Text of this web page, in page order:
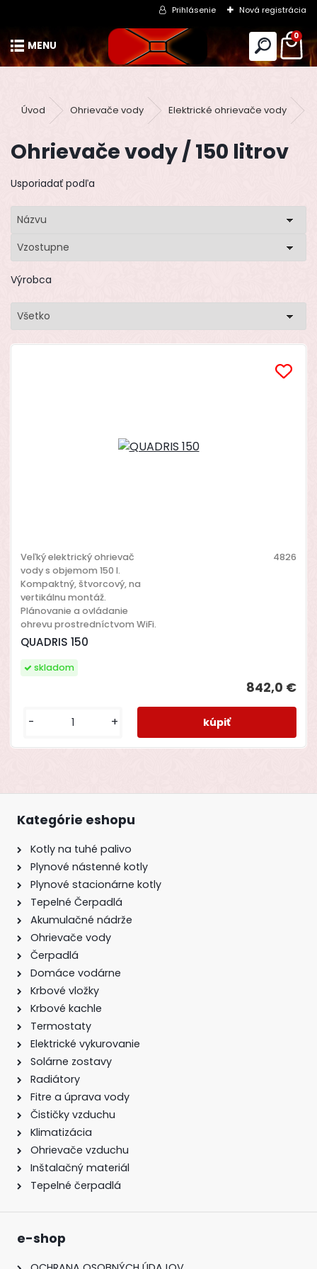
Prihlásenie Nová registrácia
0
Úvod Ohrievače vody Elektrické ohrievače vody
Ohrievače vody / 150 litrov
Usporiadať podľa
Názvu
Vzostupne
Výrobca
Všetko
QUADRIS 150
Veľký elektrický ohrievač
vody s objemom 150 l.
Kompaktný, štvorcový, na
vertikálnu montáž.
Plánovanie a ovládanie
ohrevu prostredníctvom WiFi.
4826
842,0 €
skladom
- +
Kategórie eshopu
Kotly na tuhé palivo
Plynové nástenné kotly
Plynové stacionárne kotly
Tepelné Čerpadlá
Akumulačné nádrže
Ohrievače vody
Čerpadlá
Domáce vodárne
Krbové vložky
Krbové kachle
Termostaty
Elektrické vykurovanie
Solárne zostavy
Radiátory
Fitre a úprava vody
Čističky vzduchu
Klimatizácia
Ohrievače vzduchu
Inštalačný materiál
Tepelné čerpadlá
e-shop